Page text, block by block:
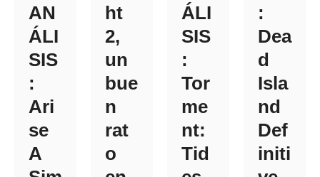
AN
ÁLI
SIS
:
Ari
se
A
ht
2,
un
bue
n
rat
o
ÁLI
SIS
:
Tor
me
nt:
Tid
:
Dea
d
Isla
nd
Def
initi